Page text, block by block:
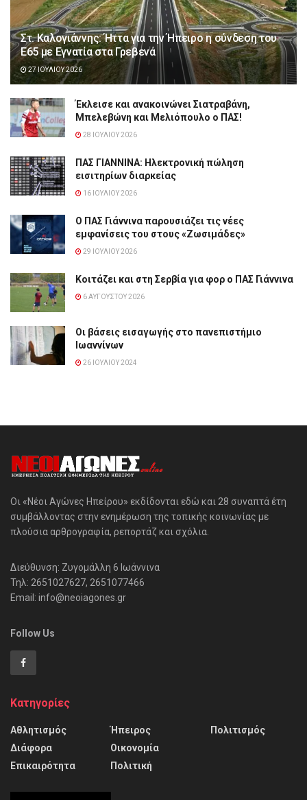
Στ. Καλογιάννης: Ήττα για την Ήπειρο η σύνδεση του
Ε65 με Εγνατία στα Γρεβενά
27 ΙΟΥΛΊΟΥ 2026
Έκλεισε και ανακοινώνει Σιατραβάνη,
Μπελεβώνη και Μελιόπουλο ο ΠΑΣ!
28 ΙΟΥΛΊΟΥ 2026
ΠΑΣ ΓΙΑΝΝΙΝΑ: Hλεκτρονική πώληση
εισιτηρίων διαρκείας
16 ΙΟΥΛΊΟΥ 2026
Ο ΠΑΣ Γιάννινα παρουσιάζει τις νέες
εμφανίσεις του στους «Ζωσιμάδες»
29 ΙΟΥΛΊΟΥ 2026
Κοιτάζει και στη Σερβία για φορ ο ΠΑΣ Γιάννινα
6 ΑΥΓΟΎΣΤΟΥ 2026
Οι βάσεις εισαγωγής στο πανεπιστήμιο
Ιωαννίνων
26 ΙΟΥΛΊΟΥ 2024
Οι «Νέοι Αγώνες Ηπείρου» εκδίδονται εδώ και 28 συναπτά έτη
συμβάλλοντας στην ενημέρωση της τοπικής κοινωνίας με
πλούσια αρθρογραφία, ρεπορτάζ και σχόλια.
Διεύθυνση: Ζυγομάλλη 6 Ιωάννινα
Τηλ: 2651027627, 2651077466
Email: info@neoiagones.gr
Follow Us
Κατηγορίες
Αθλητισμός
Διάφορα
Επικαιρότητα
Ήπειρος
Οικονομία
Πολιτική
Πολιτισμός